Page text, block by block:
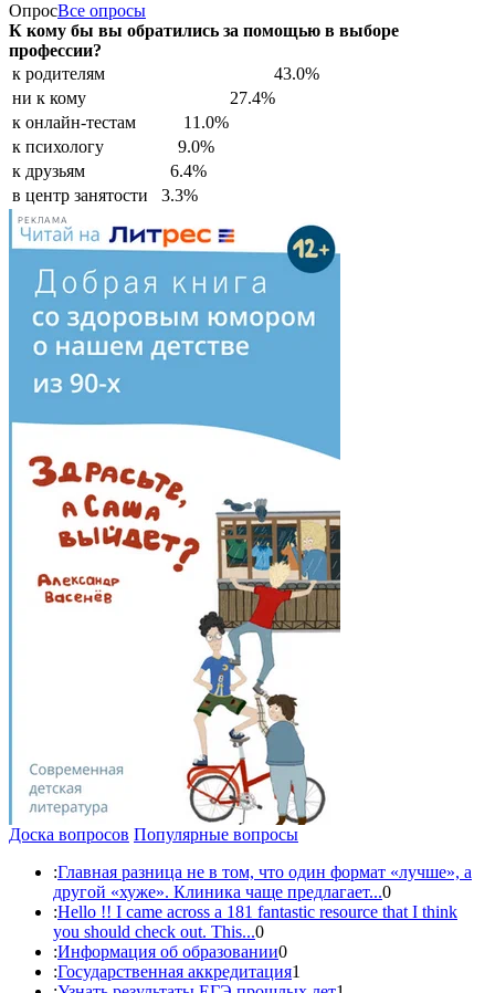
ОпросВсе опросы
К кому бы вы обратились за помощью в выборе
профессии?
к родителям
43.0%
ни к кому
27.4%
к онлайн-тестам
11.0%
к психологу
9.0%
к друзьям
6.4%
в центр занятости
3.3%
РЕКЛАМА
Доска вопросов Популярные вопросы
:Главная разница не в том, что один формат «лучше», а
другой «хуже». Клиника чаще предлагает...0
:Hello !! I came across a 181 fantastic resource that I think
you should check out. This...0
:Информация об образовании0
:Государственная аккредитация1